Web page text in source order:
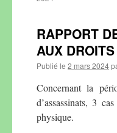
RAPPORT
AUX
Publié le 2 mars 2024
Concernant la
d’assassinats, 3
physique.